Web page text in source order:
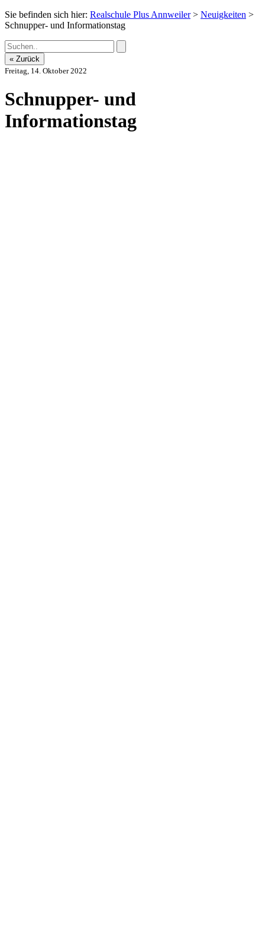
Sie befinden sich hier: Realschule Plus Annweiler> Neuigkeiten >
Schnupper- und Informationstag
« Zurück
Freitag, 14. Oktober 2022
Schnupper- und
Informationstag